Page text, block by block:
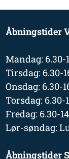
Åbningstider
Mandag: 6.30-
Tirsdag: 6.30-
Onsdag: 6.30-
Torsdag: 6.30-
Fredag: 6.30-
Lør-søndag:
Åbningstider